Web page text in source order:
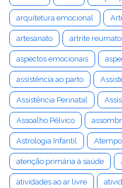
arquitetura emocional
artesanato artrite
aspectos emocionais
assistência ao parto
Assistência Perinatal
Assoalho Pélvico
Astrologia Infantil
atenção primária à saúde
atividades ao ar livre